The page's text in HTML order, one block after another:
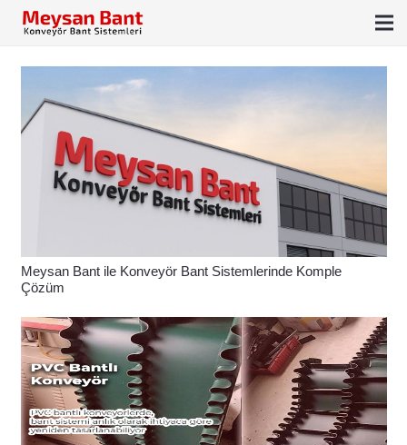
Meysan Bant ile Konveyör Bant Sistemlerinde Komple
Çözüm